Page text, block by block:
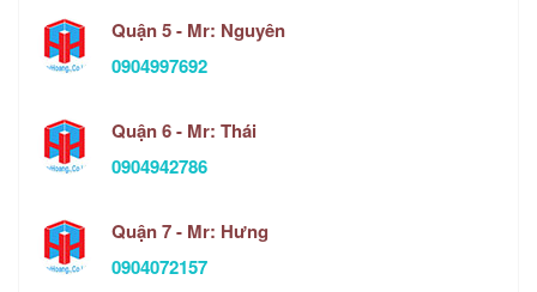
Quận 5 - Mr: Nguyên
0904997692
Quận 6 - Mr: Thái
0904942786
Quận 7 - Mr: Hưng
0904072157